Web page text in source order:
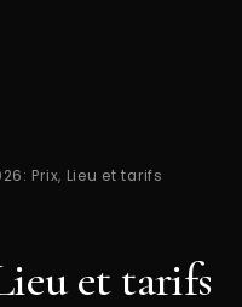
Prix, Lieu et tarifs
et tarifs